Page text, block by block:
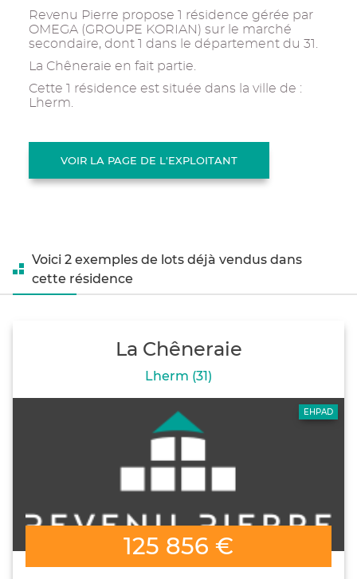
Revenu Pierre propose 1 résidence gérée par
OMEGA (GROUPE KORIAN) sur le marché
secondaire, dont 1 dans le département du 31.
La Chêneraie en fait partie.
Cette 1 résidence est située dans la ville de :
Lherm.
VOIR LA PAGE DE L'EXPLOITANT
Voici 2 exemples de lots déjà vendus dans
cette résidence
La Chêneraie
Lherm (31)
EHPAD
125 856 €